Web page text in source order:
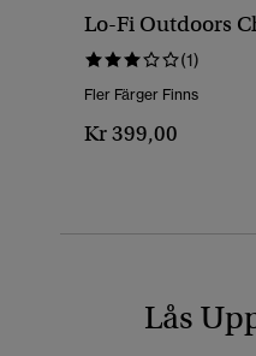
Lo-Fi Outdoors
(1)
Fler Färger Finns
Kr 399,00
Lås